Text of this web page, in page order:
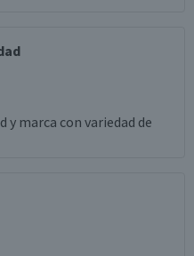
y marca con variedad de